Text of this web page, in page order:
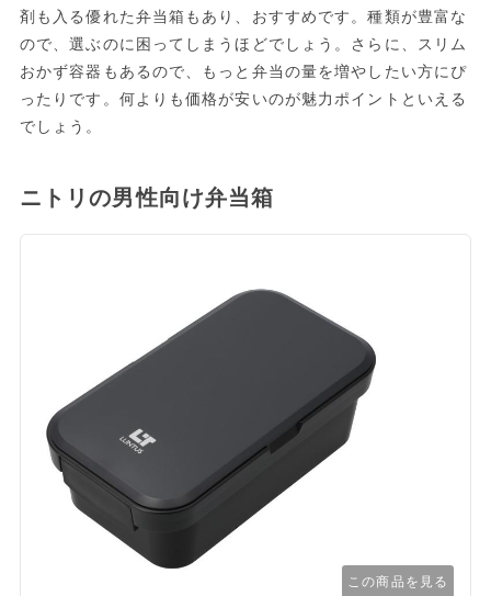
剤も入る優れた弁当箱もあり、おすすめです。種類が豊富な
ので、選ぶのに困ってしまうほどでしょう。さらに、スリム
おかず容器もあるので、もっと弁当の量を増やしたい方にぴ
ったりです。何よりも価格が安いのが魅力ポイントといえる
でしょう。
ニトリの男性向け弁当箱
この商品を見る